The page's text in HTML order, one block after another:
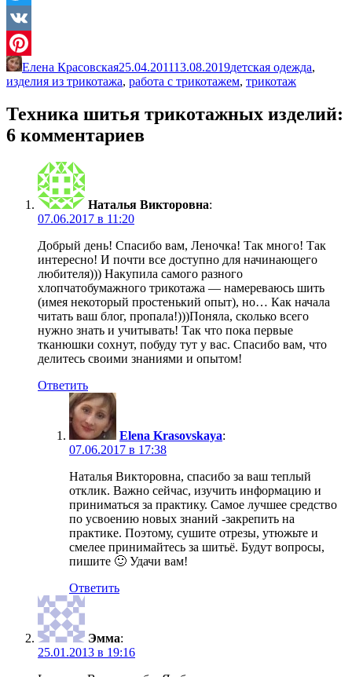
Twitter
VK
Pinterest
Елена Красовская25.04.201113.08.2019детская одежда,
изделия из трикотажа, работа с трикотажем, трикотаж
Техника шитья трикотажных изделий:
6 комментариев
Наталья Викторовна:
07.06.2017 в 11:20
Добрый день! Спасибо вам, Леночка! Так много! Так
интересно! И почти все доступно для начинающего
любителя))) Накупила самого разного
хлопчатобумажного трикотажа — намереваюсь шить
(имея некоторый простенький опыт), но… Как начала
читать ваш блог, пропала!)))Поняла, сколько всего
нужно знать и учитывать! Так что пока первые
тканюшки сохнут, побуду тут у вас. Спасибо вам, что
делитесь своими знаниями и опытом!
Ответить
Elena Krasovskaya:
07.06.2017 в 17:38
Наталья Викторовна, спасибо за ваш теплый
отклик. Важно сейчас, изучить информацию и
приниматься за практику. Самое лучшее средство
по усвоению новых знаний -закрепить на
практике. Поэтому, сушите отрезы, утюжьте и
смелее принимайтесь за шитьё. Будут вопросы,
пишите 🙂 Удачи вам!
Ответить
Эмма:
25.01.2013 в 19:16